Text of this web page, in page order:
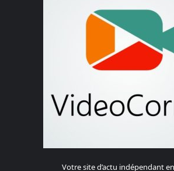
Votre site d’actu indépendant